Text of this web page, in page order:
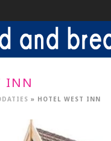
INN
» HOTEL WEST INN